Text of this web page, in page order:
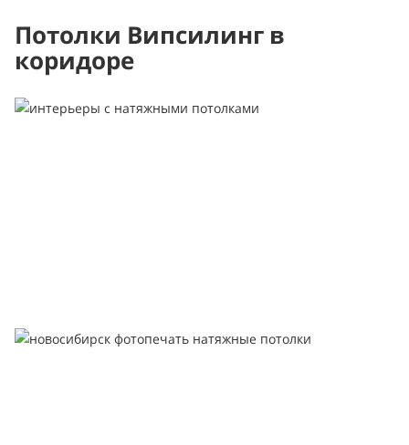
Потолки Випсилинг в
коридоре